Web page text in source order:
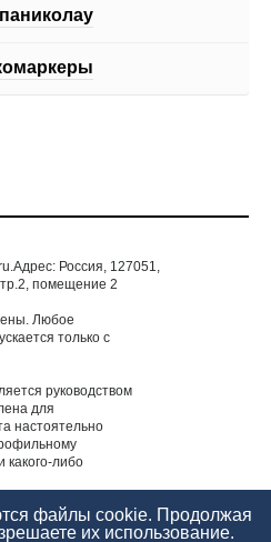
Россия, 127051,
помещение 2
Любое
только с
руководством
для
настоятельно
какого-либо
файлы cookie. Продолжая
их использование.